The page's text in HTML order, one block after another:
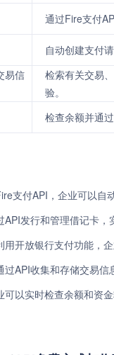
通过Fire支付
自动创建支付
易信
检索有关交易
验。
检查余额并通
支付API，企业可以自
API发行和管理借记卡
用开放银行支付功能，
过API收集和存储交易
可以实时检查余额和资